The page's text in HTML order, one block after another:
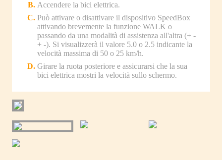
Accendere la bici elettrica.
Può attivare o disattivare il dispositivo SpeedBox
attivando brevemente la funzione WALK o
passando da una modalità di assistenza all'altra (+ -
+ -). Si visualizzerà il valore 5.0 o 2.5 indicante la
velocità massima di 50 o 25 km/h.
Girare la ruota posteriore e assicurarsi che la sua
bici elettrica mostri la velocità sullo schermo.